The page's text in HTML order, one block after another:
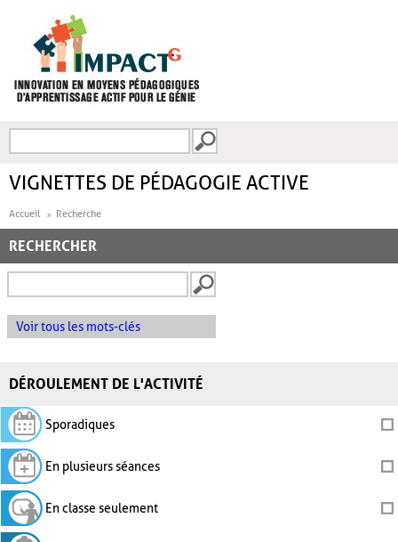
FORMULAIRE DE
VIGNETTES DE PÉDAGOGIE ACTIVE
Accueil Recherche
RECHERCHER
Voir tous les mots-clés
DÉROULEMENT DE L'ACTIVITÉ
Sporadiques
En plusieurs séances
En classe seulement